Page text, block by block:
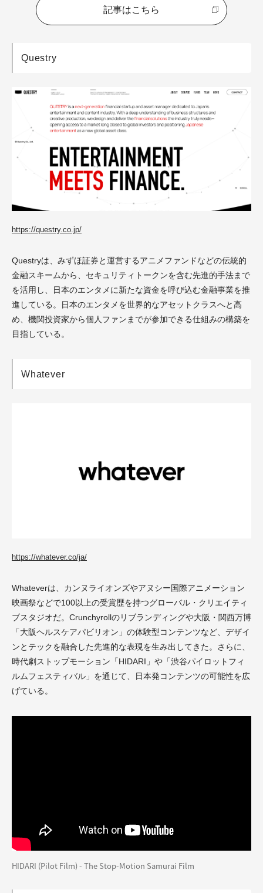
記事はこちら
Questry
https://questry.co.jp/
Questryは、みずほ証券と運営するアニメファンドなどの伝統的
金融スキームから、セキュリティトークンを含む先進的手法まで
を活用し、日本のエンタメに新たな資金を呼び込む金融事業を推
進している。日本のエンタメを世界的なアセットクラスへと高
め、機関投資家から個人ファンまでが参加できる仕組みの構築を
目指している。
Whatever
https://whatever.co/ja/
Whateverは、カンヌライオンズやアヌシー国際アニメーション
映画祭などで100以上の受賞歴を持つグローバル・クリエイティ
ブスタジオだ。Crunchyrollのリブランディングや大阪・関西万博
「大阪ヘルスケアパビリオン」の体験型コンテンツなど、デザイ
ンとテックを融合した先進的な表現を生み出してきた。さらに、
時代劇ストップモーション「HIDARI」や「渋谷パイロットフィ
ルムフェスティバル」を通じて、日本発コンテンツの可能性を広
げている。
HIDARI (Pilot Film) - The Stop-Motion Samurai Film